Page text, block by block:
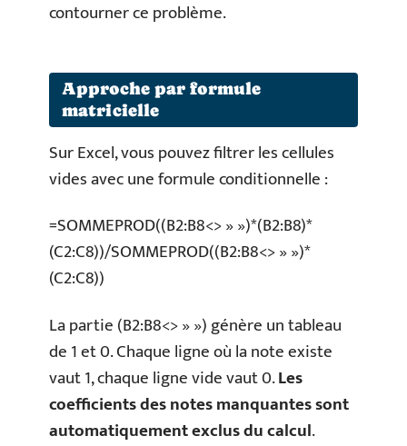
contourner ce problème.
Approche par formule
matricielle
Sur Excel, vous pouvez filtrer les cellules
vides avec une formule conditionnelle :
=SOMMEPROD((B2:B8<> » »)*(B2:B8)*
(C2:C8))/SOMMEPROD((B2:B8<> » »)*
(C2:C8))
La partie (B2:B8<> » ») génère un tableau
de 1 et 0. Chaque ligne où la note existe
vaut 1, chaque ligne vide vaut 0.Les
coefficients des notes manquantes sont
automatiquement exclus du calcul.